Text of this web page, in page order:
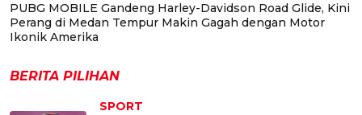
PUBG MOBILE Gandeng Harley-Davidson Road Glide, Kini
Perang di Medan Tempur Makin Gagah dengan Motor
Ikonik Amerika
BERITA PILIHAN
SPORT